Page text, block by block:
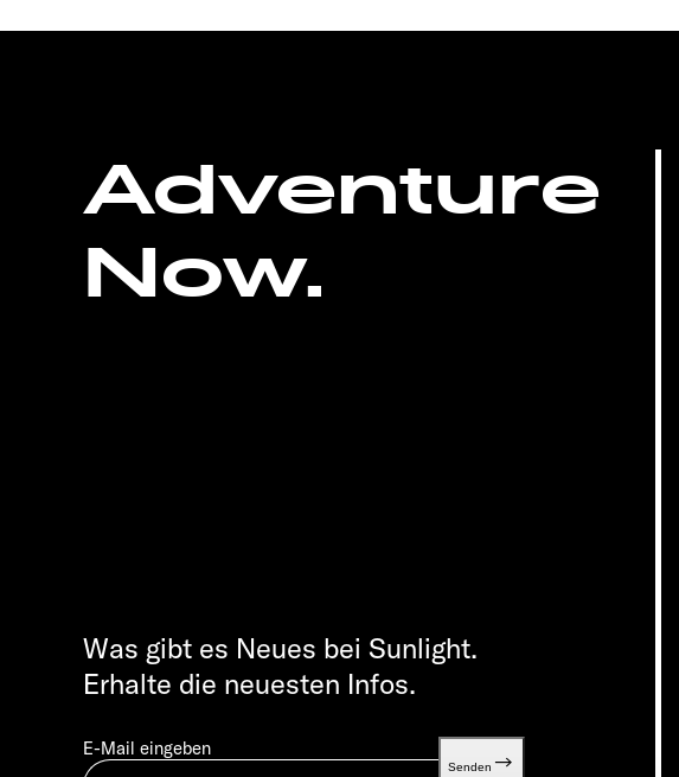
Adventure
Now.
Was gibt es Neues bei Sunlight.
Erhalte die neuesten Infos.
E-Mail eingeben
Senden